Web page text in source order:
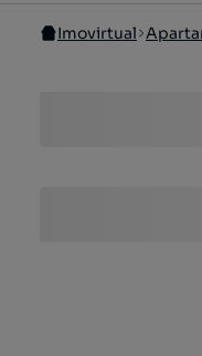
Imovirtual